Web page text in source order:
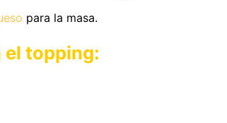
para la masa.
el topping: